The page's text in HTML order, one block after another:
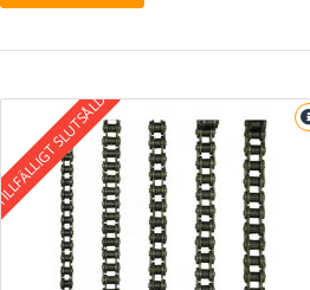
TILLFÄLLIGT SLUTSÅLD